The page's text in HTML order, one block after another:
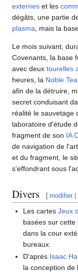
externes et les
dégâts, une partie
plasma , mais la
Le mois suivant,
Covenants, la base
avec deux tourelles
heures, la Noble
afin de la détruire,
secret conduisant
réalité le sauvetage
laboratoire d'étude
fragment de son IA
de navigation de
et du fragment, le
s'effondrant sous
Divers [ modifier |
Les cartesJeux
basées sur
dans la cour
bureaux.
D'après Isaac
la conception de